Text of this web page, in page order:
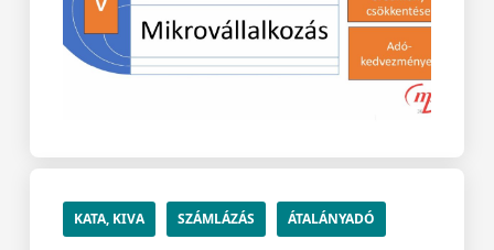
KATA, KIVA SZÁMLÁZÁS ÁTALÁNYADÓ